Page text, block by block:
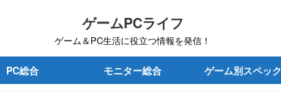
ゲームPCライフ
ゲーム＆PC生活に役立つ情報を発信！
PC総合 モニター総合 ゲーム別スペック